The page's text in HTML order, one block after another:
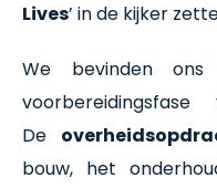
Lives’ in de kijker
We bevinden
De
bouw, het